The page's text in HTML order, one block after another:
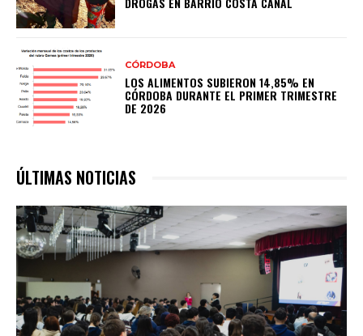
CÓRDOBA
LOS ALIMENTOS SUBIERON 14,85% EN
CÓRDOBA DURANTE EL PRIMER TRIMESTRE
DE 2026
ÚLTIMAS NOTICIAS